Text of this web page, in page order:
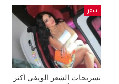
شعر
تسريحات الشعر الويفي أكثر